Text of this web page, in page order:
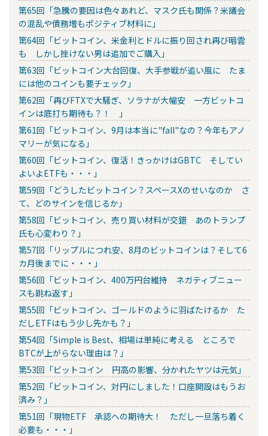
第65回「急騰の要因は色々あれど、マスク氏も関係？米議会
の混乱や債務増もポジティブ材料に」
第64回「ビットコイン、米金利とドルに振り回され再び暗雲
も しかし挫けない男は追加でご購入」
第63回「ビットコイン大台回復、大手参戦が追い風に たま
には他のコインも要チェック」
第62回「再びFTXで大騒ぎ、ソラナが大幅安 一方ビットコ
インは底打ち期待も？！ 」
第61回「ビットコイン、9月は本当に"fall"なの？今年もアノ
マリーが気になる」
第60回「ビットコイン、復活！きっかけはGBTC そしてい
よいよETFも・・・」
第59回「どうしたビットコイン？スペースXのせいなのか さ
て、どのサインを信じるか」
第58回「ビットコイン、売り買い材料が交錯 あのトランプ
氏も心変わり？」
第57回「リップルにつれ安、8月のビットコインは？そして6
カ月後までに・・・」
第56回「ビットコイン、400万円台維持 ネガティブニュー
スも跳ね返す」
第55回「ビットコイン、ゴールドのように羽ばたけるか た
だしETFはもう少し先かも？」
第54回「Simple is Best、相場は単純に考える ところで
BTCが上がらない理由は？」
第53回「ビットコイン 円高の影響、分かれたヤツは元気」
第52回「ビットコイン、対円にしました！口座開設はもうお
済み？」
第51回「現物ETF 承認への期待大！ ただし一旦落ち着く
必要も・・・」